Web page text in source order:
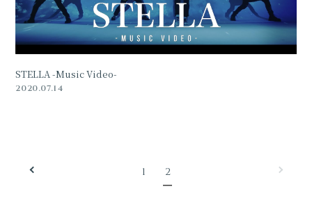
STELLA -Music Video-
2020.07.14
1 2